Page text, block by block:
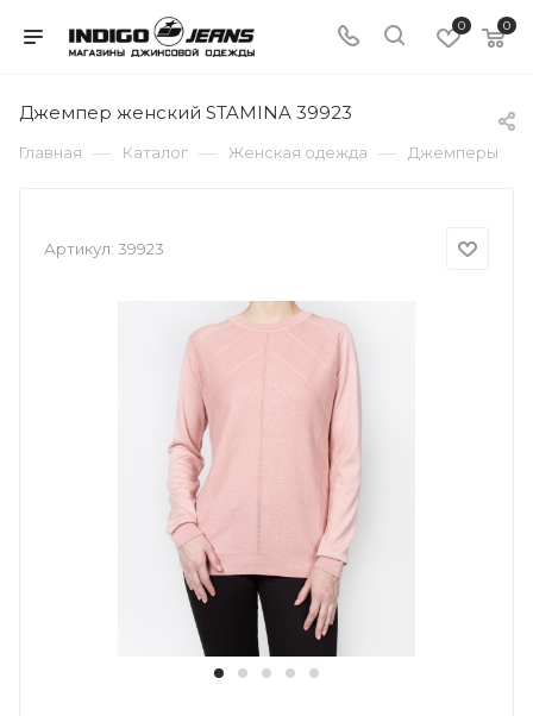
0 0
Джемпер женский STAMINA 39923
Главная — Каталог — Женская одежда — Джемперы
Артикул: 39923